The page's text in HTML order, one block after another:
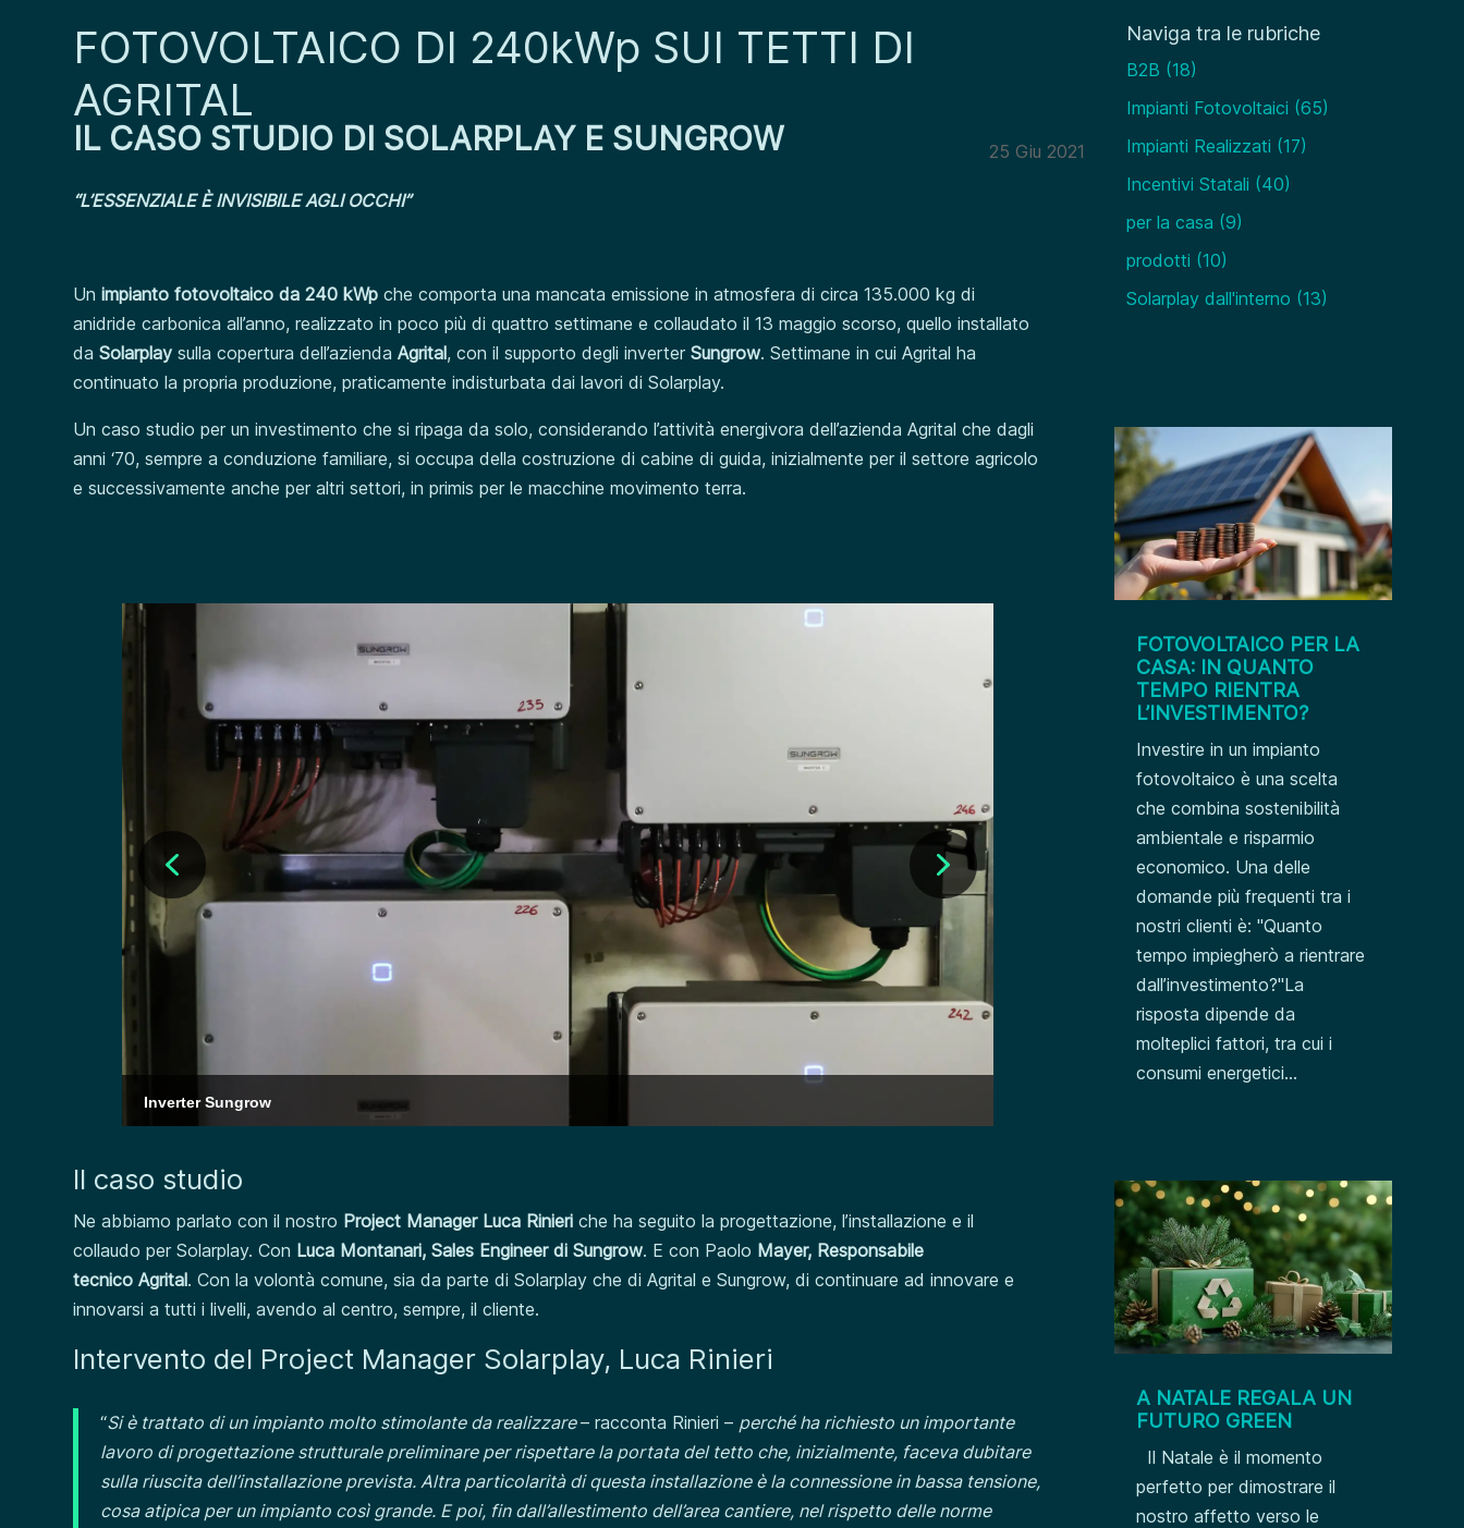
FOTOVOLTAICO DI 240kWp SUI TETTI DI
AGRITAL
25 Giu 2021
IL CASO STUDIO DI SOLARPLAY E SUNGROW
“L’ESSENZIALE È INVISIBILE AGLI OCCHI”
Unimpianto fotovoltaico da 240 kWp che comporta una mancata emissione in atmosfera di circa 135.000 kg di
anidride carbonica all’anno, realizzato in poco più di quattro settimane e collaudato il 13 maggio scorso, quello installato
daSolarplay sulla copertura dell’aziendaAgrital, con il supporto degli inverter Sungrow. Settimane in cui Agrital ha
continuato la propria produzione, praticamente indisturbata dai lavori di Solarplay.
Un caso studio per un investimento che si ripaga da solo, considerando l’attività energivora dell’azienda Agrital che dagli
anni ‘70, sempre a conduzione familiare, si occupa della costruzione di cabine di guida, inizialmente per il settore agricolo
e successivamente anche per altri settori, in primis per le macchine movimento terra.
Inverter Sungrow
Il caso studio
Ne abbiamo parlato con il nostro Project Manager Luca Rinieri che ha seguito la progettazione, l’installazione e il
collaudo per Solarplay. Con Luca Montanari, Sales Engineer di Sungrow. E con Paolo Mayer, Responsabile
tecnico Agrital. Con la volontà comune, sia da parte di Solarplay che di Agrital e Sungrow, di continuare ad innovare e
innovarsi a tutti i livelli, avendo al centro, sempre, il cliente.
Intervento del Project Manager Solarplay, Luca Rinieri
“Si è trattato di un impianto molto stimolante da realizzare– racconta Rinieri – perché ha richiesto un importante
lavoro di progettazione strutturale preliminare per rispettare la portata del tetto che, inizialmente, faceva dubitare
sulla riuscita dell’installazione prevista. Altra particolarità di questa installazione è la connessione in bassa tensione,
cosa atipica per un impianto così grande. E poi, fin dall’allestimento dell’area cantiere, nel rispetto delle norme
Naviga tra le rubriche
B2B (18)
Impianti Fotovoltaici (65)
Impianti Realizzati (17)
Incentivi Statali (40)
per la casa (9)
prodotti (10)
Solarplay dall'interno (13)
FOTOVOLTAICO PER LA
CASA: IN QUANTO
TEMPO RIENTRA
L’INVESTIMENTO?
Investire in un impianto
fotovoltaico è una scelta
che combina sostenibilità
ambientale e risparmio
economico. Una delle
domande più frequenti tra i
nostri clienti è: "Quanto
tempo impiegherò a rientrare
dall’investimento?"La
risposta dipende da
molteplici fattori, tra cui i
consumi energetici...
A NATALE REGALA UN
FUTURO GREEN
Il Natale è il momento
perfetto per dimostrare il
nostro affetto verso le